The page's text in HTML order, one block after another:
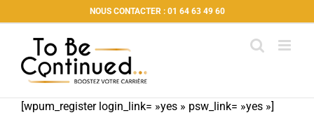
au
contenu
NOUS CONTACTER : 01 64 63 49 60
[wpum_register login_link= »yes » psw_link= »yes »]